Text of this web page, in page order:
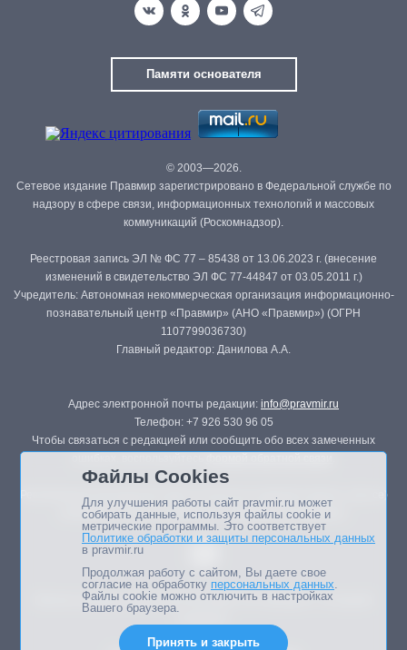
Памяти основателя
© 2003—2026.
Сетевое издание Правмир зарегистрировано в Федеральной службе по
надзору в сфере связи, информационных технологий и массовых
коммуникаций (Роскомнадзор).
Реестровая запись ЭЛ № ФС 77 – 85438 от 13.06.2023 г. (внесение
изменений в свидетельство ЭЛ ФС 77-44847 от 03.05.2011 г.)
Учредитель: Автономная некоммерческая организация информационно-
познавательный центр «Правмир» (АНО «Правмир») (ОГРН
1107799036730)
Главный редактор: Данилова А.А.
Адрес электронной почты редакции: info@pravmir.ru
Телефон: +7 926 530 96 05
Чтобы связаться с редакцией или сообщить обо всех замеченных
Републикация материалов сайта в печатных изданиях (книгах, прессе)
возможна только с письменного разрешения редакции.
Мнение авторов статей портала может не совпадать с позицией
Файлы Cookies
Для улучшения работы сайт pravmir.ru может
собирать данные, используя файлы cookie и
метрические программы. Это соответствует
Политике обработки и защиты персональных данных
в pravmir.ru
Продолжая работу с сайтом, Вы даете свое
согласие на обработку персональных данных.
Файлы cookie можно отключить в настройках
Вашего браузера.
Принять и закрыть